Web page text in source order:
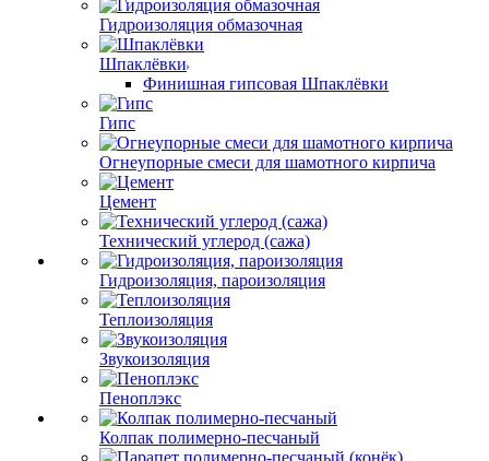
Гидроизоляция обмазочная
Шпаклёвки
Финишная гипсовая Шпаклёвки
Гипс
Огнеупорные смеси для шамотного кирпича
Цемент
Технический углерод (сажа)
Гидроизоляция, пароизоляция
Теплоизоляция
Звукоизоляция
Пеноплэкс
Колпак полимерно-песчаный